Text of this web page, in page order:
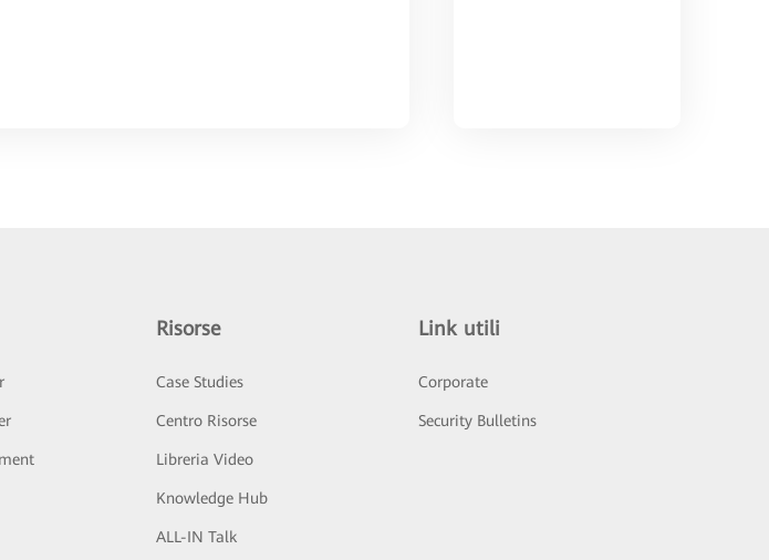
Risorse
Case Studies
Centro Risorse
Libreria Video
Knowledge Hub
ALL-IN Talk
Link utili
Corporate
Security Bulletins